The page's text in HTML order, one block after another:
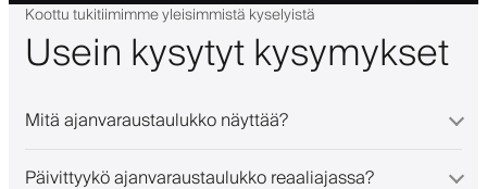
Koottu tukitiimimme yleisimmistä kyselyistä
Usein kysytyt kysymykset
Mitä ajanvaraustaulukko näyttää?
Päivittyykö ajanvaraustaulukko reaaliajassa?